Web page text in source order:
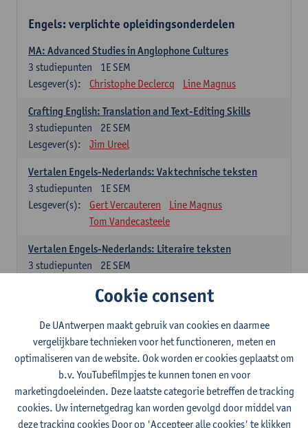
Engels: verplichte opleidingsonderdelen
MA: Advanced Studies in Anglophone Cultures
1E SEM
3 studiepunten
Lesgever(s):
Christophe Declercq Line Magnus
Crafting English: Translation and Text-Editing Skills
2E SEM
3 studiepunten
Lesgever(s):
Jim Ureel
Vertalen Engels-Nederlands: Vaktechnische teksten
1E SEM
3 studiepunten
Lesgever(s):
Gert Vercauteren
Line Magnus
Tom Vandecasteele
Vertalen Engels-Nederlands: Literaire teksten
2E SEM
3 studiepunten
Spaans: verplichte opleidingsonderdelen
El concepto de revolución en Hispanoamérica (siglos XX-
XXI)
1E SEM
studiepunten
Lesgever(s):
Rafael Pedemonte
Vertalen Spaans-Nederlands: Juridische en economische
Cookie consent
De UAntwerpen maakt gebruik van cookies en daarmee
vergelijkbare technieken voor het functioneren, meten en
optimaliseren van de website. Ook worden er cookies geplaatst om
b.v. YouTubefilmpjes te kunnen tonen en voor
marketingdoeleinden. Deze laatste categorie betreffen de tracking
cookies. Uw internetgedrag kan worden gevolgd door middel van
deze tracking cookies Door op 'Accepteer alle cookies' te klikken